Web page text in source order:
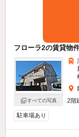
フローラ2の賃貸物
すべての写真
2階
駐車場あり